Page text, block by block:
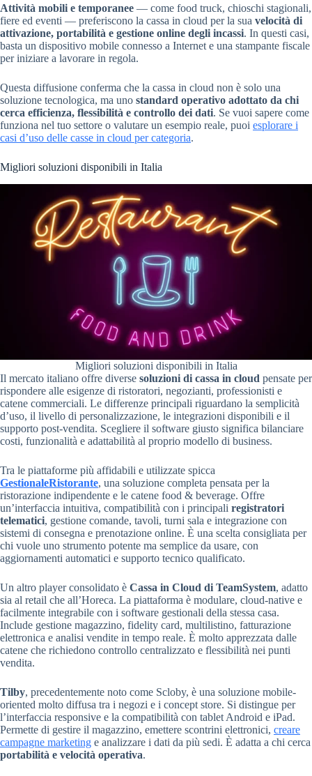
Attività mobili e temporanee — come food truck, chioschi stagionali,
fiere ed eventi — preferiscono la cassa in cloud per la sua velocità di
attivazione, portabilità e gestione online degli incassi. In questi casi,
basta un dispositivo mobile connesso a Internet e una stampante fiscale
per iniziare a lavorare in regola.
Questa diffusione conferma che la cassa in cloud non è solo una
soluzione tecnologica, ma uno standard operativo adottato da chi
cerca efficienza, flessibilità e controllo dei dati. Se vuoi sapere come
funziona nel tuo settore o valutare un esempio reale, puoi esplorare i
casi d’uso delle casse in cloud per categoria.
Migliori soluzioni disponibili in Italia
Migliori soluzioni disponibili in Italia
Il mercato italiano offre diverse soluzioni di cassa in cloud pensate per
rispondere alle esigenze di ristoratori, negozianti, professionisti e
catene commerciali. Le differenze principali riguardano la semplicità
d’uso, il livello di personalizzazione, le integrazioni disponibili e il
supporto post-vendita. Scegliere il software giusto significa bilanciare
costi, funzionalità e adattabilità al proprio modello di business.
Tra le piattaforme più affidabili e utilizzate spicca
GestionaleRistorante, una soluzione completa pensata per la
ristorazione indipendente e le catene food & beverage. Offre
un’interfaccia intuitiva, compatibilità con i principali registratori
telematici, gestione comande, tavoli, turni sala e integrazione con
sistemi di consegna e prenotazione online. È una scelta consigliata per
chi vuole uno strumento potente ma semplice da usare, con
aggiornamenti automatici e supporto tecnico qualificato.
Un altro player consolidato è Cassa in Cloud di TeamSystem, adatto
sia al retail che all’Horeca. La piattaforma è modulare, cloud-native e
facilmente integrabile con i software gestionali della stessa casa.
Include gestione magazzino, fidelity card, multilistino, fatturazione
elettronica e analisi vendite in tempo reale. È molto apprezzata dalle
catene che richiedono controllo centralizzato e flessibilità nei punti
vendita.
Tilby, precedentemente noto come Scloby, è una soluzione mobile-
oriented molto diffusa tra i negozi e i concept store. Si distingue per
l’interfaccia responsive e la compatibilità con tablet Android e iPad.
Permette di gestire il magazzino, emettere scontrini elettronici, creare
campagne marketing e analizzare i dati da più sedi. È adatta a chi cerca
portabilità e velocità operativa.